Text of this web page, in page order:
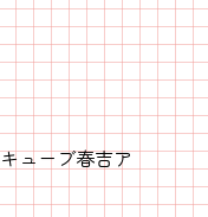
ューブ春吉ア